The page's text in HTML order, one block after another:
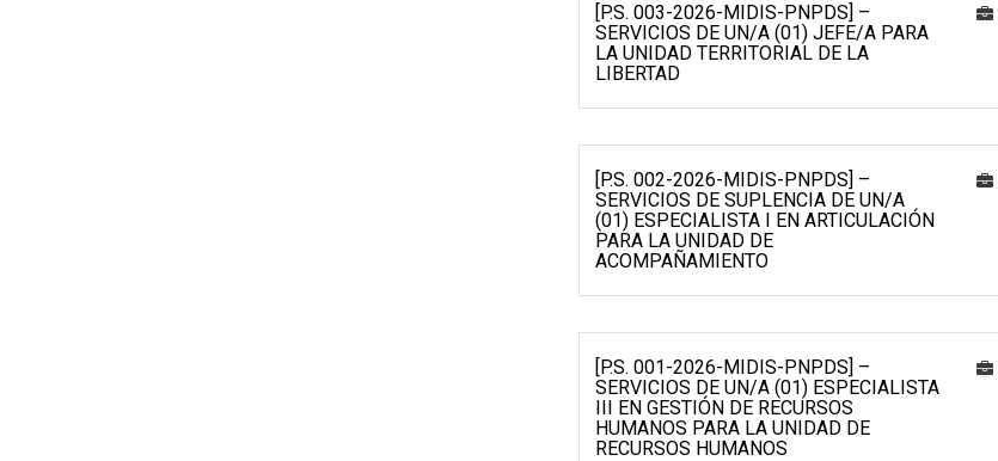
[P.S. 003-2026-MIDIS-PNPDS] –
SERVICIOS DE UN/A (01) JEFE/A PARA
LA UNIDAD TERRITORIAL DE LA
LIBERTAD
[P.S. 002-2026-MIDIS-PNPDS] –
SERVICIOS DE SUPLENCIA DE UN/A
(01) ESPECIALISTA I EN ARTICULACIÓN
PARA LA UNIDAD DE
ACOMPAÑAMIENTO
[P.S. 001-2026-MIDIS-PNPDS] –
SERVICIOS DE UN/A (01) ESPECIALISTA
III EN GESTIÓN DE RECURSOS
HUMANOS PARA LA UNIDAD DE
RECURSOS HUMANOS